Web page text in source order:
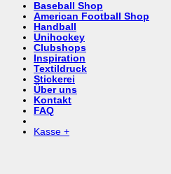
Baseball Shop
American Football Shop
Handball
Unihockey
Clubshops
Inspiration
Textildruck
Stickerei
Über uns
Kontakt
FAQ
Kasse +